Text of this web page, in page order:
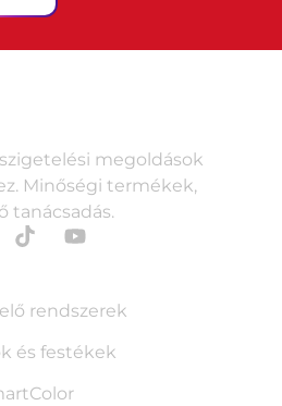
megoldások
Minőségi termékek,
tanácsadás.
rendszerek
és festékek